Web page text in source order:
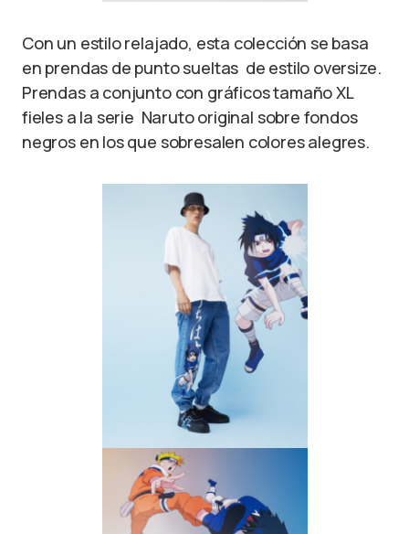
Con un estilo relajado, esta colección se basa
en prendas de punto sueltas de estilo oversize.
Prendas a conjunto con gráficos tamaño XL
fieles a la serie Naruto original sobre fondos
negros en los que sobresalen colores alegres.